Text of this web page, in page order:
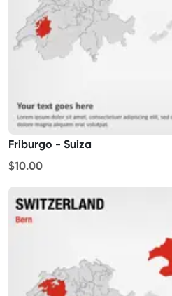
Friburgo - Suiza
$10.00